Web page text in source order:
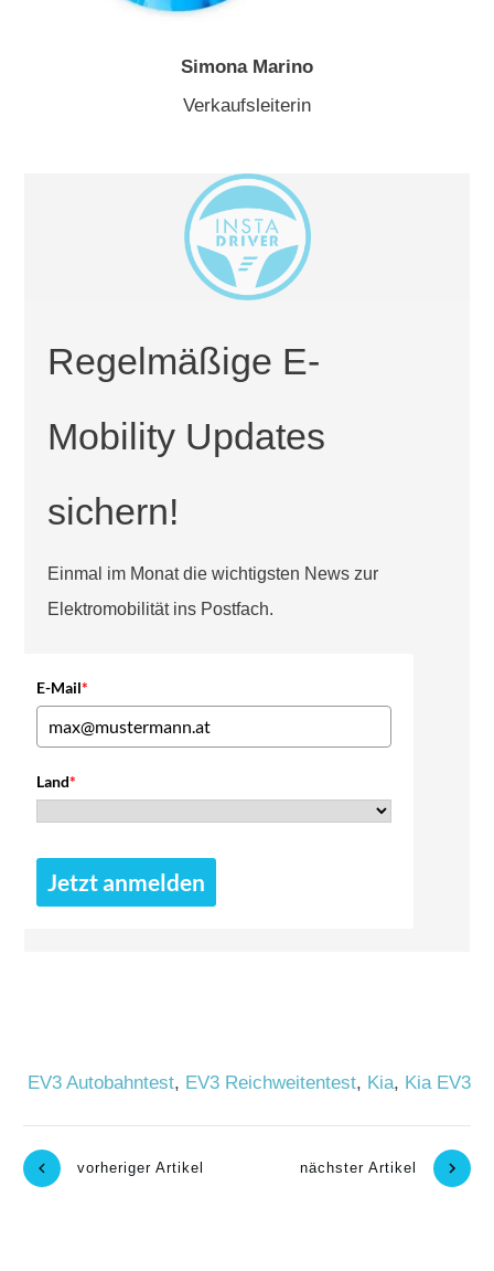
Simona Marino
Verkaufsleiterin
Regelmäßige E-
Mobility Updates
sichern!
Einmal im Monat die wichtigsten News zur
Elektromobilität ins Postfach.
E-Mail*
Land*
Jetzt anmelden
EV3 Autobahntest, EV3 Reichweitentest, Kia, Kia EV3
vorheriger Artikel nächster Artikel